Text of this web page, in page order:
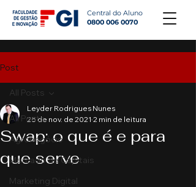
Central do Aluno
0800 006 0070
Post
All Posts
Agronegócio
Mercado de Capitais
Marketing Digital
All Posts
Swap: o que é e para
que serve
Leyder Rodrigues Nunes
25 de nov. de 2021 2 min de leitura